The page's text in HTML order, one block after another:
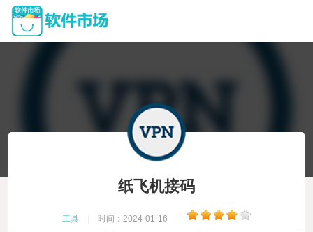
纸飞机接码
工具 时间：2024-01-16